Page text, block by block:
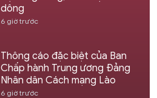
dông
6 giờ trước
Thông cáo đặc biệt của Ban
Chấp hành Trung ương Đảng
Nhân dân Cách mạng Lào
6 giờ trước